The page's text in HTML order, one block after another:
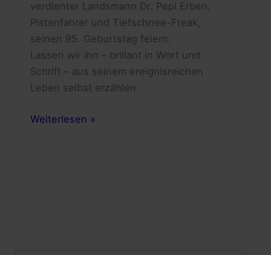
verdienter Landsmann Dr. Pepi Erben,
Pistenfahrer und Tiefschnee-Freak,
seinen 95. Geburtstag feiern.
Lassen wir ihn – brillant in Wort und
Schrift – aus seinem ereignisreichen
Leben selbst erzählen
Gratulation
Weiterlesen »